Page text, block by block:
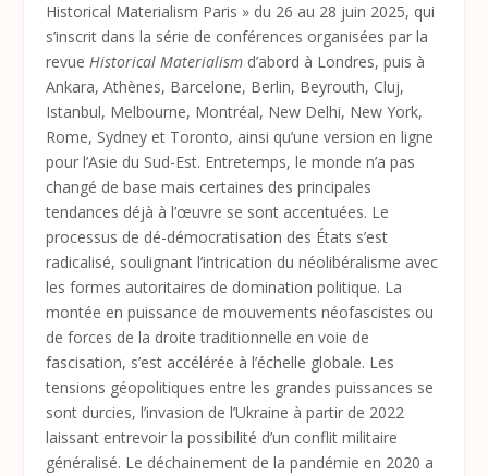
Historical Materialism Paris » du 26 au 28 juin 2025, qui
s’inscrit dans la série de conférences organisées par la
revueHistorical Materialism d’abord à Londres, puis à
Ankara, Athènes, Barcelone, Berlin, Beyrouth, Cluj,
Istanbul, Melbourne, Montréal, New Delhi, New York,
Rome, Sydney et Toronto, ainsi qu’une version en ligne
pour l’Asie du Sud-Est. Entretemps, le monde n’a pas
changé de base mais certaines des principales
tendances déjà à l’œuvre se sont accentuées. Le
processus de dé-démocratisation des États s’est
radicalisé, soulignant l’intrication du néolibéralisme avec
les formes autoritaires de domination politique. La
montée en puissance de mouvements néofascistes ou
de forces de la droite traditionnelle en voie de
fascisation, s’est accélérée à l’échelle globale. Les
tensions géopolitiques entre les grandes puissances se
sont durcies, l’invasion de l’Ukraine à partir de 2022
laissant entrevoir la possibilité d’un conflit militaire
généralisé. Le déchainement de la pandémie en 2020 a